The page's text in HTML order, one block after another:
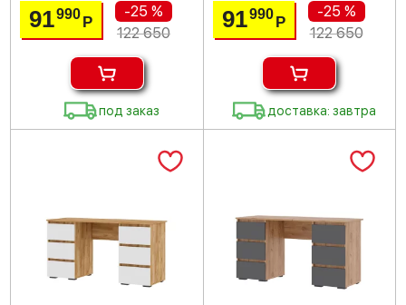
91990Р
-25 %
122 650
под заказ
91990 Р
-25 %
122 650
доставка: завтра